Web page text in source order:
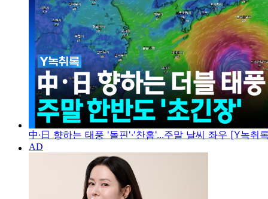
中·日 향하는 태풍 '돌핀'·'찬홈'...주말 날씨 좌우 [Y녹취